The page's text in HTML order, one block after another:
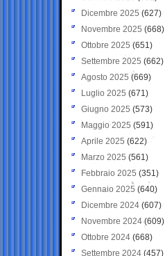
Dicembre 2025 (627)
Novembre 2025 (668)
Ottobre 2025 (651)
Settembre 2025 (662)
Agosto 2025 (669)
Luglio 2025 (671)
Giugno 2025 (573)
Maggio 2025 (591)
Aprile 2025 (622)
Marzo 2025 (561)
Febbraio 2025 (351)
Gennaio 2025 (640)
Dicembre 2024 (607)
Novembre 2024(609)
Ottobre 2024 (668)
Settembre 2024 (457)